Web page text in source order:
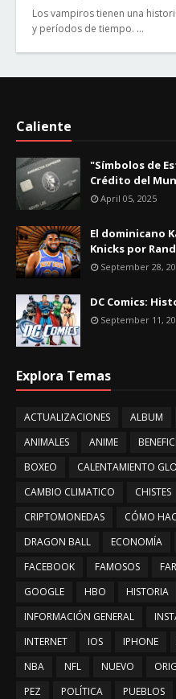
Los vampiros tienen una
y períodos de tiempo. …
Caliente
"Símbolos de
Crédito del
April 05, 2025
El dominicano
Knicks por
September 28,
DC Comics:
September 11,
Explora Temas
ACTUALIZACIONES ALBUM
ANIMALES
ANIME
BOXEO
CALENTAMIENTO
CAMBIO CLIMATICO
CHISTES
CRIPTOMONEDAS
CÓMO
DRAGON BALL
ECONOMÍA
FACEBOOK
FAMOSOS
GOOGLE
HBO HISTORIA
INFORMACIÓN GENERAL
INTERNET
IOS IPHONE
NBA
NFL NUEVO
PEZ
POLÍTICA PUEBLOS